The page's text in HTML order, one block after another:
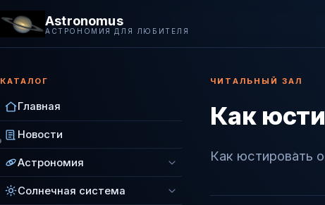
Astronomus
АСТРОНОМИЯ ДЛЯ ЛЮБИТЕЛЯ
КАТАЛОГ
Главная
Новости
Астрономия
Солнечная система
ЧИТАЛЬНЫЙ ЗАЛ
Как
Как юстировать